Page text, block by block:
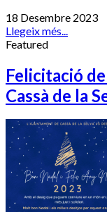
18 Desembre 2023
Llegeix més...
Featured
Felicitació
Cassà de la